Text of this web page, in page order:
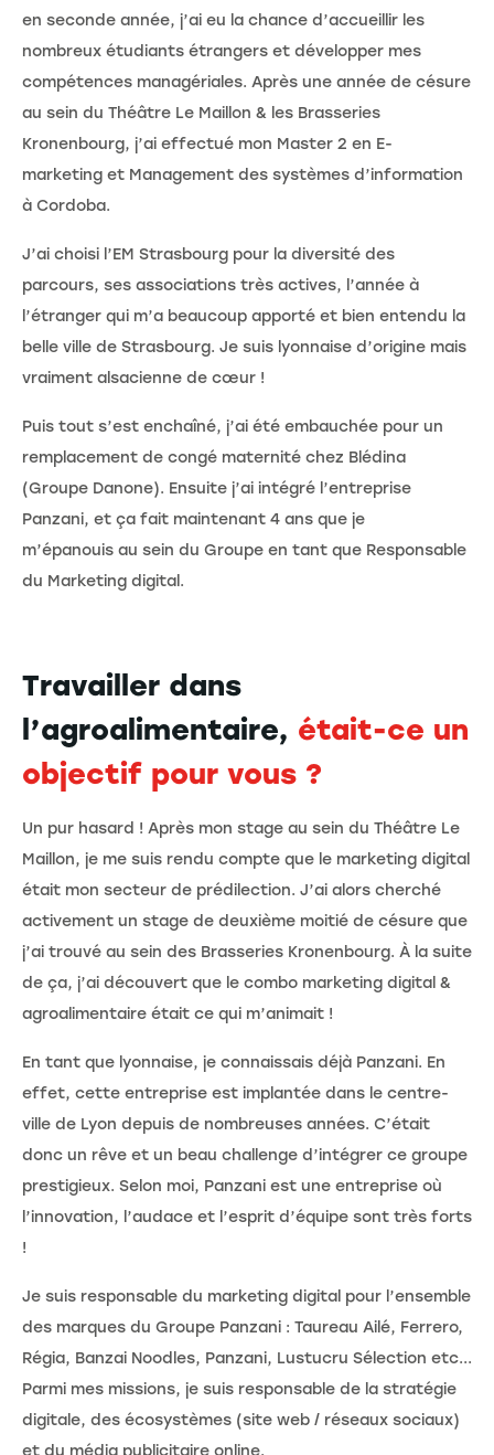
en seconde année, j’ai eu la chance d’accueillir les
nombreux étudiants étrangers et développer mes
compétences managériales. Après une année de césure
au sein du Théâtre Le Maillon & les Brasseries
Kronenbourg, j’ai effectué mon Master 2 en E-
marketing et Management des systèmes d’information
à Cordoba.
J’ai choisi l’EM Strasbourg pour la diversité des
parcours, ses associations très actives, l’année à
l’étranger qui m’a beaucoup apporté et bien entendu la
belle ville de Strasbourg. Je suis lyonnaise d’origine mais
vraiment alsacienne de cœur !
Puis tout s’est enchaîné, j’ai été embauchée pour un
remplacement de congé maternité chez Blédina
(Groupe Danone). Ensuite j’ai intégré l’entreprise
Panzani, et ça fait maintenant 4 ans que je
m’épanouis au sein du Groupe en tant que Responsable
du Marketing digital.
Travailler dans
l’agroalimentaire, était-ce un
objectif pour vous ?
Un pur hasard ! Après mon stage au sein du Théâtre Le
Maillon, je me suis rendu compte que le marketing digital
était mon secteur de prédilection. J’ai alors cherché
activement un stage de deuxième moitié de césure que
j’ai trouvé au sein des Brasseries Kronenbourg. À la suite
de ça, j’ai découvert que le combo marketing digital &
agroalimentaire était ce qui m’animait !
En tant que lyonnaise, je connaissais déjà Panzani. En
effet, cette entreprise est implantée dans le centre-
ville de Lyon depuis de nombreuses années. C’était
donc un rêve et un beau challenge d’intégrer ce groupe
prestigieux. Selon moi, Panzani est une entreprise où
l’innovation, l’audace et l’esprit d’équipe sont très forts
!
Je suis responsable du marketing digital pour l’ensemble
des marques du Groupe Panzani : Taureau Ailé, Ferrero,
Régia, Banzai Noodles, Panzani, Lustucru Sélection etc...
Parmi mes missions, je suis responsable de la stratégie
digitale, des écosystèmes (site web / réseaux sociaux)
et du média publicitaire online.